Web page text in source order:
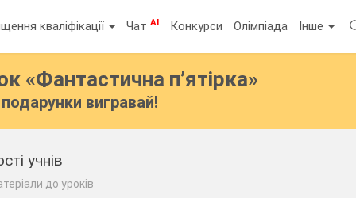
кваліфікації ЧатAI Конкурси Олімпіада Інше
«Фантастична п’ятірка»
вигравай!
учнів
до уроків